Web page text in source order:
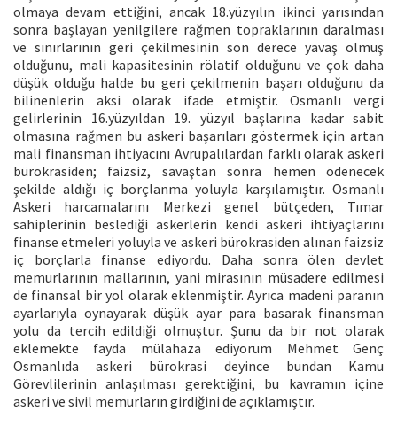
olmaya devam ettiğini, ancak 18.yüzyılın ikinci yarısından
sonra başlayan yenilgilere rağmen topraklarının daralması
ve sınırlarının geri çekilmesinin son derece yavaş olmuş
olduğunu, mali kapasitesinin rölatif olduğunu ve çok daha
düşük olduğu halde bu geri çekilmenin başarı olduğunu da
bilinenlerin aksi olarak ifade etmiştir. Osmanlı vergi
gelirlerinin 16.yüzyıldan 19. yüzyıl başlarına kadar sabit
olmasına rağmen bu askeri başarıları göstermek için artan
mali finansman ihtiyacını Avrupalılardan farklı olarak askeri
bürokrasiden; faizsiz, savaştan sonra hemen ödenecek
şekilde aldığı iç borçlanma yoluyla karşılamıştır. Osmanlı
Askeri harcamalarını Merkezi genel bütçeden, Tımar
sahiplerinin beslediği askerlerin kendi askeri ihtiyaçlarını
finanse etmeleri yoluyla ve askeri bürokrasiden alınan faizsiz
iç borçlarla finanse ediyordu. Daha sonra ölen devlet
memurlarının mallarının, yani mirasının müsadere edilmesi
de finansal bir yol olarak eklenmiştir. Ayrıca madeni paranın
ayarlarıyla oynayarak düşük ayar para basarak finansman
yolu da tercih edildiği olmuştur. Şunu da bir not olarak
eklemekte fayda mülahaza ediyorum Mehmet Genç
Osmanlıda askeri bürokrasi deyince bundan Kamu
Görevlilerinin anlaşılması gerektiğini, bu kavramın içine
askeri ve sivil memurların girdiğini de açıklamıştır.